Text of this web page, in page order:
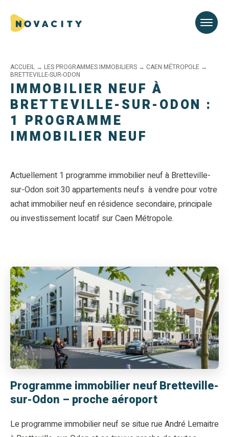
ACCUEIL → LES PROGRAMMES IMMOBILIERS → CAEN MÉTROPOLE →
BRETTEVILLE-SUR-ODON
IMMOBILIER NEUF À
BRETTEVILLE-SUR-ODON :
1 PROGRAMME
IMMOBILIER NEUF
Actuellement 1 programme immobilier neuf à Bretteville-
sur-Odon soit 30 appartements neufs à vendre pour votre
achat immobilier neuf en résidence secondaire, principale
ou investissement locatif sur Caen Métropole.
Programme immobilier neuf Bretteville-
sur-Odon – proche aéroport
Le programme immobilier neuf se situe rue André Lemaitre